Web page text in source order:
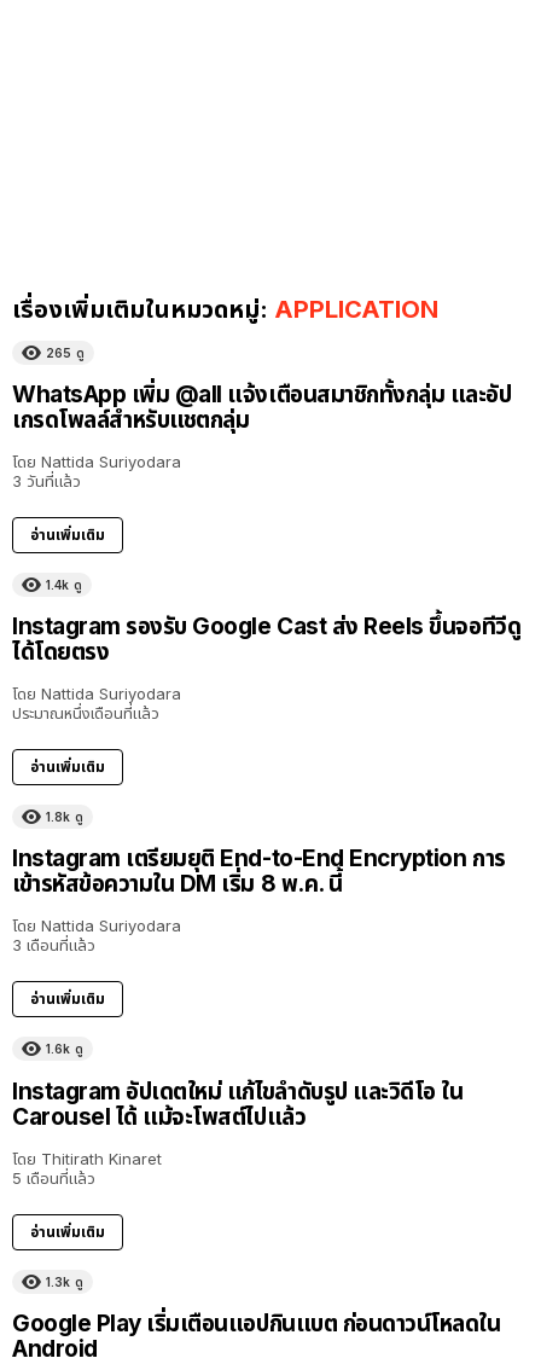
เรื่องเพิ่มเติมในหมวดหมู่: APPLICATION
265 ดู
WhatsApp เพิ่ม @all แจ้งเตือนสมาชิกทั้งกลุ่ม และอัป
เกรดโพลล์สำหรับแชตกลุ่ม
โดย Nattida Suriyodara
3 วันที่แล้ว
อ่านเพิ่มเติม
1.4k ดู
Instagram รองรับ Google Cast ส่ง Reels ขึ้นจอทีวีดู
ได้โดยตรง
โดย Nattida Suriyodara
ประมาณหนึ่งเดือนที่แล้ว
อ่านเพิ่มเติม
1.8k ดู
Instagram เตรียมยุติ End-to-End Encryption การ
เข้ารหัสข้อความใน DM เริ่ม 8 พ.ค. นี้
โดย Nattida Suriyodara
3 เดือนที่แล้ว
อ่านเพิ่มเติม
1.6k ดู
Instagram อัปเดตใหม่ แก้ไขลำดับรูป และวิดีโอ ใน
Carousel ได้ แม้จะโพสต์ไปแล้ว
โดย Thitirath Kinaret
5 เดือนที่แล้ว
อ่านเพิ่มเติม
1.3k ดู
Google Play เริ่มเตือนแอปกินแบต ก่อนดาวน์โหลดใน
Android